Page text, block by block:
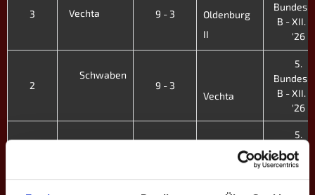
3 Vechta 9 - 3
Oldenburg
II
B - XII.
'26
2
Schwaben
9 - 3
Vechta
5.
B - XII.
'26
Flensburg II
5.
B - XII.
'26